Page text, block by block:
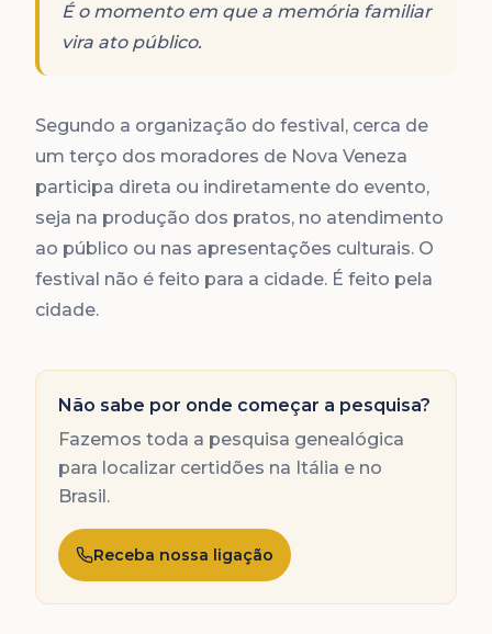
É o momento em que a memória familiar
vira ato público.
Segundo a organização do festival, cerca de
um terço dos moradores de Nova Veneza
participa direta ou indiretamente do evento,
seja na produção dos pratos, no atendimento
ao público ou nas apresentações culturais. O
festival não é feito para a cidade. É feito pela
cidade.
Não sabe por onde começar a pesquisa?
Fazemos toda a pesquisa genealógica
para localizar certidões na Itália e no
Brasil.
Receba nossa ligação